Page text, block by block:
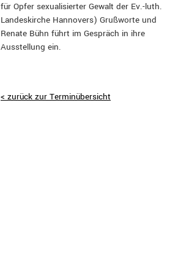
für Opfer sexualisierter Gewalt der Ev.-luth.
Landeskirche Hannovers) Grußworte und
Renate Bühn führt im Gespräch in ihre
Ausstellung ein.
< zurück zur Terminübersicht